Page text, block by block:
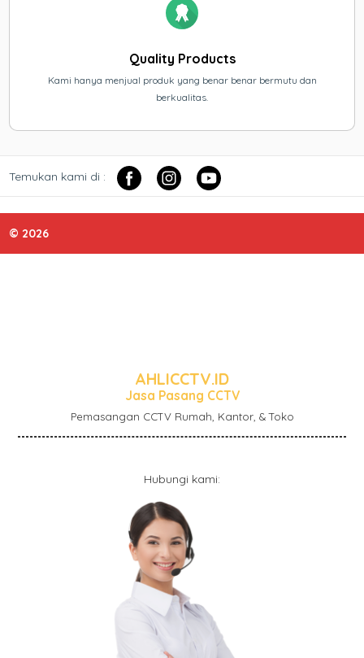
Quality Products
Kami hanya menjual produk yang benar benar bermutu dan
berkualitas.
Temukan kami di :
© 2026
AHLICCTV.ID
Jasa Pasang CCTV
Pemasangan CCTV Rumah, Kantor, & Toko
Hubungi kami: